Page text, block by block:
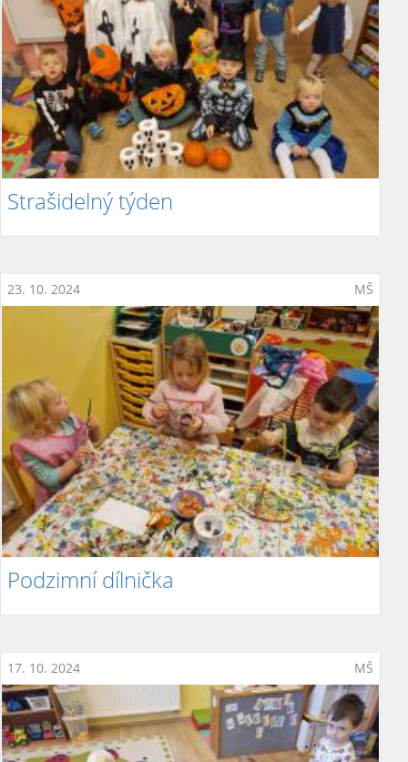
Strašidelný týden
23. 10. 2024 MŠ
Podzimní dílnička
17. 10. 2024 MŠ